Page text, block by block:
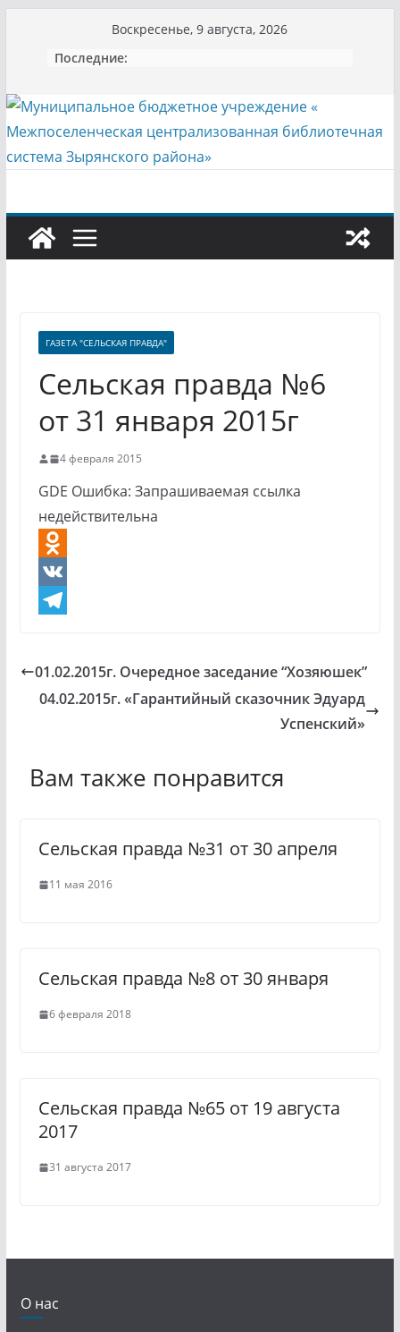
содержимому
Воскресенье, 9 августа, 2026
Последние:
ГАЗЕТА "СЕЛЬСКАЯ ПРАВДА"
Сельская правда №6
от 31 января 2015г
4 февраля 2015
GDE Ошибка: Запрашиваемая ссылка
недействительна
O
d
s
i
k
V
r
01.02.2015г. Очередное заседание “Хозяюшек”
04.02.2015г. «Гарантийный сказочник Эдуард
Успенский»
Вам также понравится
Сельская правда №31 от 30 апреля
11 мая 2016
Сельская правда №8 от 30 января
6 февраля 2018
Сельская правда №65 от 19 августа
2017
31 августа 2017
О нас